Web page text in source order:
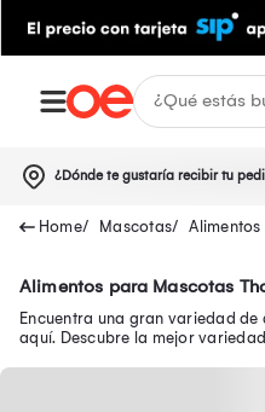
¿Dónde te gustaría recibir tu
Mascotas
Alimentos para Mascotas
Encuentra una gran variedad
aquí. Descubre la mejor